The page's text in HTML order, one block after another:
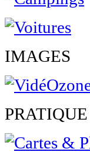
IMAGES
PRATIQUE